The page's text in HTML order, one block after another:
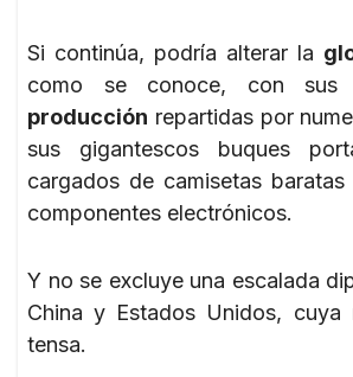
Si continúa, podría alterar la
como se conoce, con sus
producción repartidas por
sus gigantescos buques
cargados de camisetas
componentes electrónicos.
Y no se excluye una escalada
China y Estados Unidos, cuya
tensa.